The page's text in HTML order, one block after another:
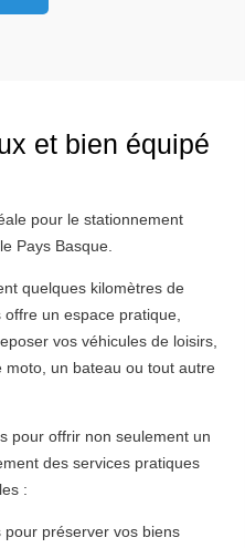
et bien équipé
pour le stationnement
Pays Basque.
quelques kilomètres de
un espace pratique,
vos véhicules de loisirs,
moto, un bateau ou tout autre
pour offrir non seulement un
des services pratiques
:
pour préserver vos biens